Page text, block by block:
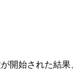
開始された結